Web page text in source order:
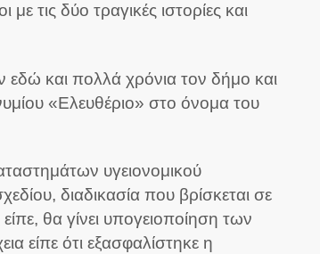
τις δύο τραγικές ιστορίες και
εδώ και πολλά χρόνια τον δήμο και
«Ελευθέριο» στο όνομα του
υγειονομικού
διαδικασία που βρίσκεται σε
θα γίνει υπογειοποίηση των
είπε ότι εξασφαλίστηκε η